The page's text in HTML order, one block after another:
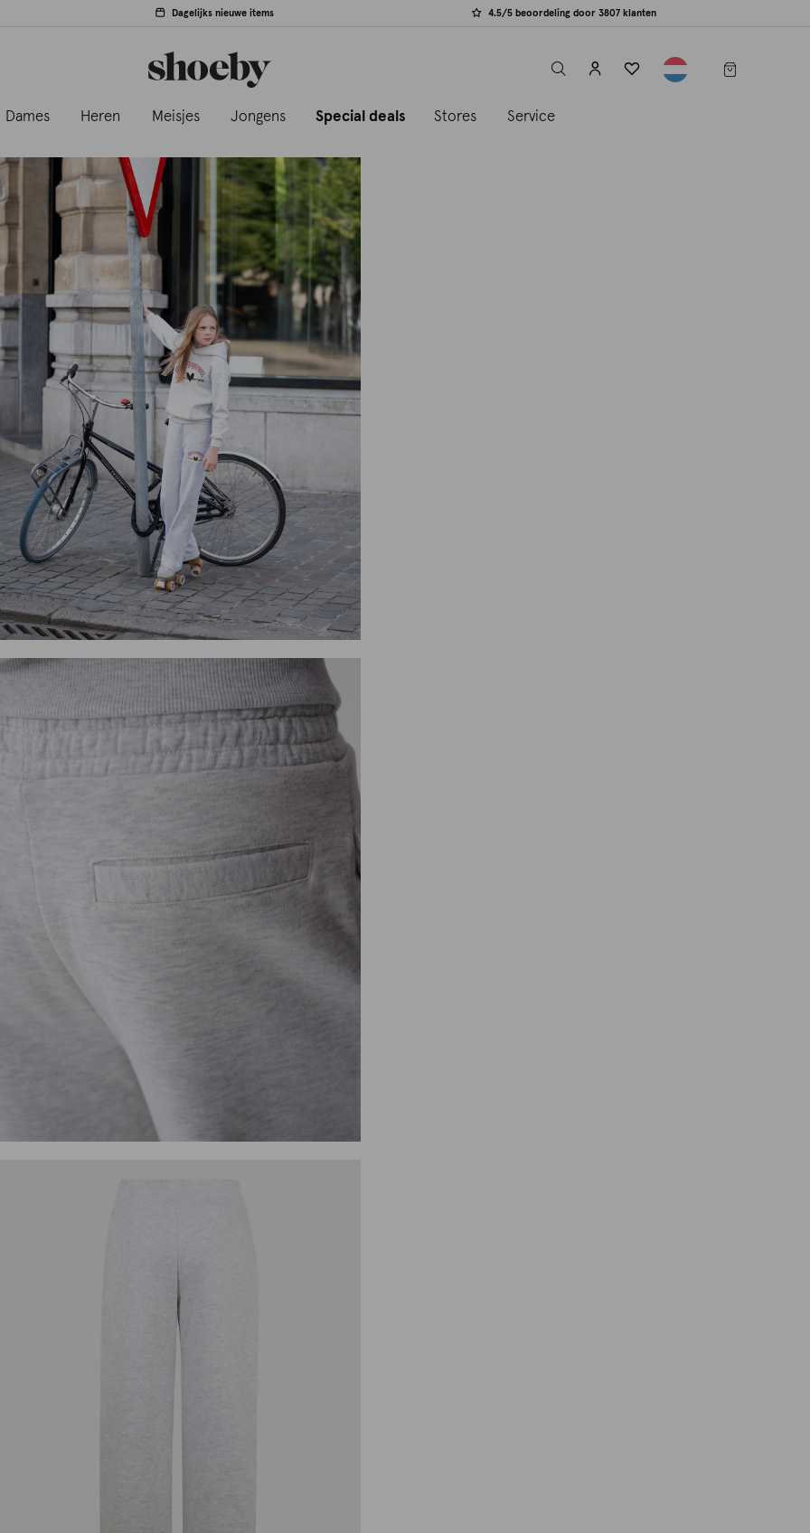
Dagelijks nieuwe items 4.5/5 beoordeling door 3807 klanten
label.header.toggle
Dames Heren Meisjes Jongens Special deals Stores Service